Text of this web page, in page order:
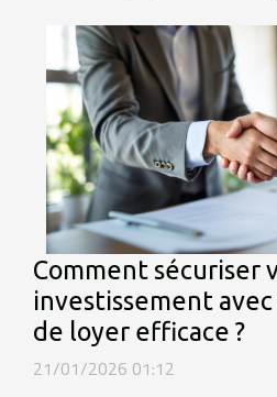
Comment sécuriser
investissement
de loyer efficace ?
21/01/2026 01:12